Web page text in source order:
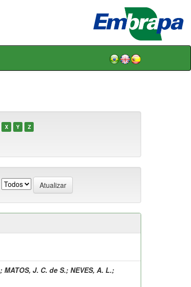
X Y Z
; MATOS, J. C. de S.; NEVES, A. L.;